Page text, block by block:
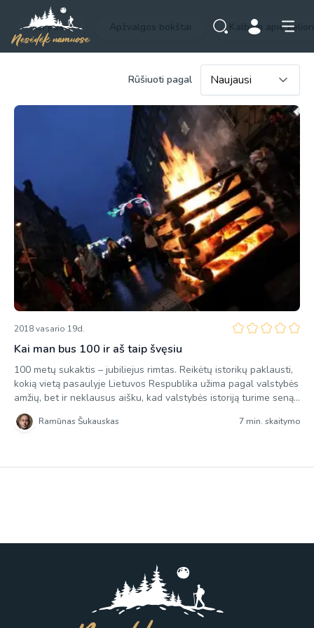
Visi įrašai Kalbam apie
Rūšiuoti pagal
2018 vasario 19d.
Kai man bus 100 ir aš taip švęsiu
100 metų sukaktis – jubiliejus rimtas. Reikėtų istorikų paklausti,
kokią vietą pasaulyje Lietuvos Respublika užima pagal valstybės
amžių, bet ir neklausus aišku, kad valstybės istoriją turime seną.
Tikrųjų Lietuvos valstybingumo ištakų reikėtų paieškoti kur kas
senesniais laikais, tačiau čia jau kita tema, nes būtent šiomis
Ramūnas Šukauskas 7 min. skaitymo